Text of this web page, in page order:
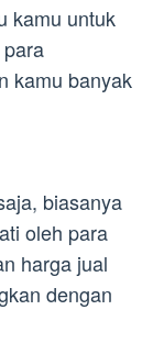
kamu untuk
kamu banyak
biasanya
oleh para
harga jual
dengan